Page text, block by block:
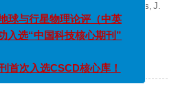
H. Lubis, J.
球与行星物理论评（中英
入选“中国科技核心期刊”
首次入选CSCD核心库！